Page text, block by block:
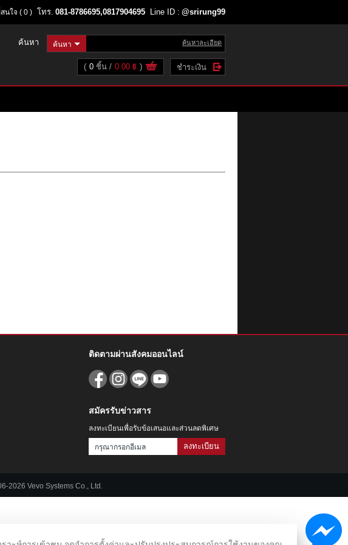
โทร. 081-8786695,0817904695 Line ID : @srirung99
นใจ ( 0 )
ค้นหา ค้นหาละเอียด
( 0 ชิ้น 0.00 ฿ ) ชำระเงิน
ติดตามผ่านสังคมออนไลน์
สมัครรับข่าวสาร
ลงทะเบียนเพื่อรับข้อเสนอและส่วนลดพิเศษ
ลงทะเบียน
2026 Vevo Systems Co., Ltd.